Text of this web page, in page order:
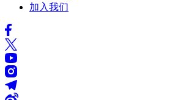
加入我们